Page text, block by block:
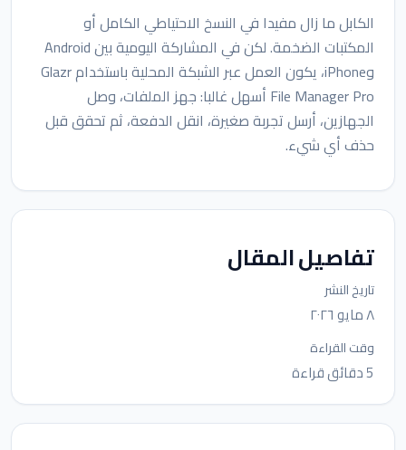
الكابل ما زال مفيدا في النسخ الاحتياطي الكامل أو
المكتبات الضخمة. لكن في المشاركة اليومية بين Android
وiPhone، يكون العمل عبر الشبكة المحلية باستخدام Glazr
File Manager Pro أسهل غالبا: جهز الملفات، وصل
الجهازين، أرسل تجربة صغيرة، انقل الدفعة، ثم تحقق قبل
حذف أي شيء.
تفاصيل المقال
تاريخ النشر
٨ مايو ٢٠٢٦
وقت القراءة
5 دقائق قراءة